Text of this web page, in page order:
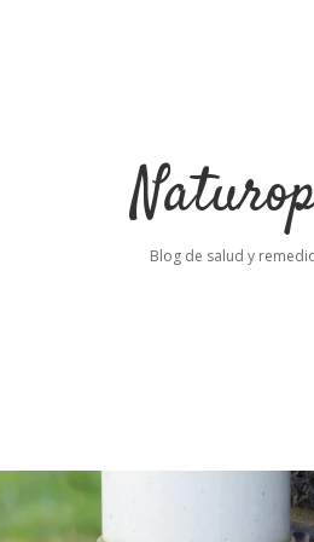
Blog de salud y